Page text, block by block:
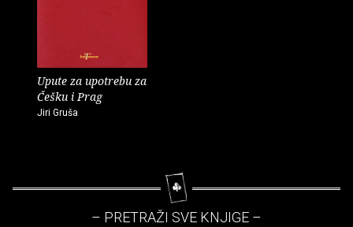
Upute za upotrebu za
Češku i Prag
Jiri Gruša
– PRETRAŽI SVE KNJIGE –